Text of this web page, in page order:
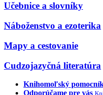
Učebnice a slovníky
Náboženstvo a ezoterika
Mapy a cestovanie
Cudzojazyčná literatúra
Knihomoľský
Odporúčame pre vás